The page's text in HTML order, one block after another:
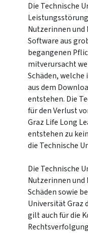
Die Technische
Nutzerinnen und
Software aus
begangenen
mitverursacht
Schäden,
aus dem
entstehen. Die
für den Verlust
Graz Life Long
entstehen zu
die Technische
Die Technische
Nutzerinnen und
Schäden sowie
Universität Graz
gilt auch für die